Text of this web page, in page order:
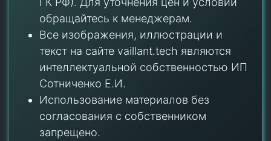
обращайтесь к менеджерам.
Все изображения, иллюстрации и
текст на сайте vaillant.tech являются
интеллектуальной собственностью ИП
Сотниченко Е.И.
Использование материалов без
согласования с собственником
запрещено.